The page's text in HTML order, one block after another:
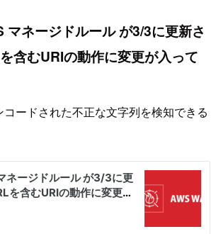
マネージドルール が3/3に更新さ
含むURIの動作に変更が入って
ードされた不正な文字列を検知できる